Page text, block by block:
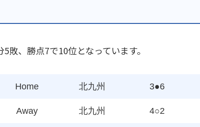
5敗、勝点7で10位となっています。
Home 北九州 3●6
Away 北九州 4○2